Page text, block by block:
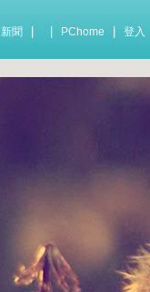
新聞 PChome 登入